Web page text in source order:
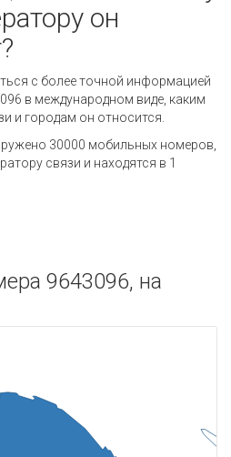
он
с более точной информацией
в международном виде, каким
и городам он относится.
30000 мобильных номеров,
связи и находятся в 1
9643096, на